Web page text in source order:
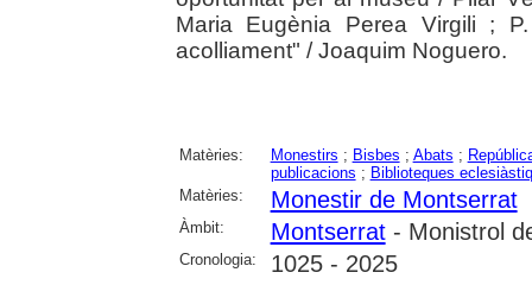
Maria Eugènia Perea Virgili ;
acolliament" / Joaquim Noguero.
Matèries: Monestirs ; Bisbes ; Abats ;
publicacions ; Biblioteques
Matèries:
Monestir de Montserrat
Àmbit: Montserrat- Monistrol
Cronologia: 1025 - 2025